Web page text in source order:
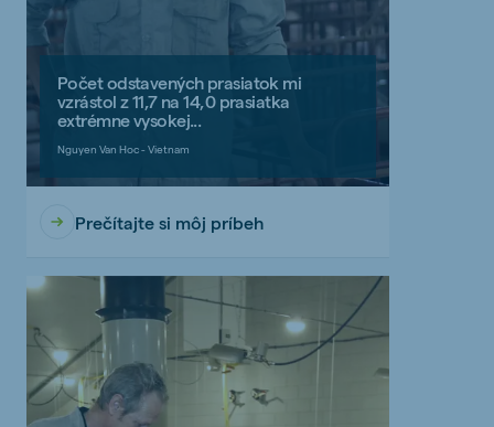
Počet odstavených prasiatok mi
vzrástol z 11,7 na 14,0 prasiatka
extrémne vysokej...
Nguyen Van Hoc - Vietnam
Prečítajte si môj príbeh